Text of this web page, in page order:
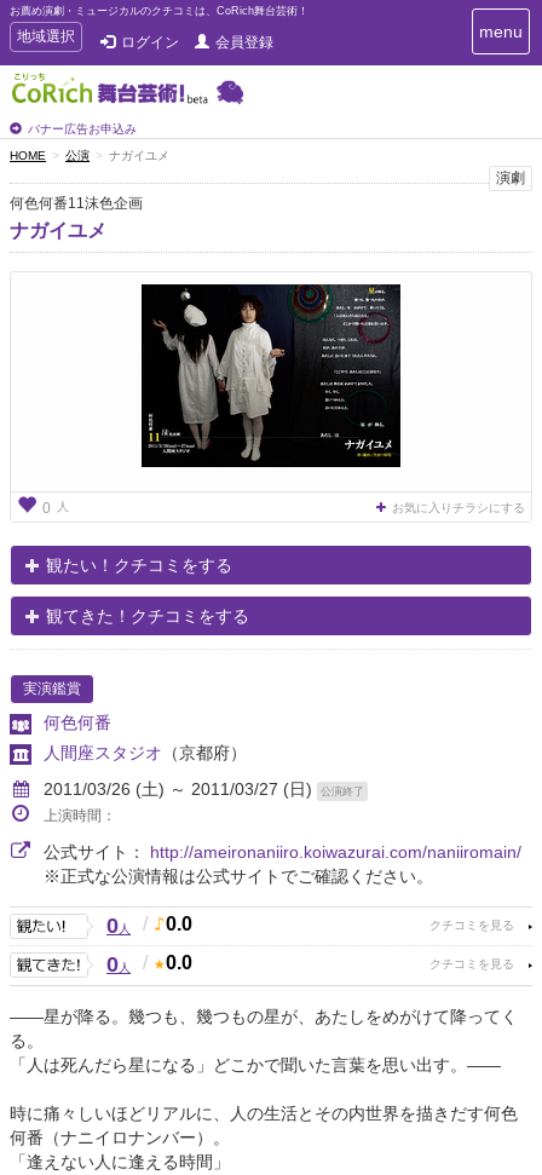
お薦め演劇・ミュージカルのクチコミは、CoRich舞台芸術！
T
o
g
g
e
n
a
v
i
g
地域選択 ログイン 会員登録
バナー広告お申込み
T
o
i
g
menu
HOME 公演 ナガイユメ
演劇
何色何番11沫色企画
ナガイユメ
0 人 お気に入りチラシにする
観たい！クチコミをする
観てきた！クチコミをする
実演鑑賞
何色何番
人間座スタジオ （京都府）
2011/03/26 (土) ～ 2011/03/27 (日)
公演終了
上演時間：
公式サイト： http://ameironaniiro.koiwazurai.com/naniiromain/
※正式な公演情報は公式サイトでご確認ください。
0人 / 0.0
0人 / 0.0
――星が降る。幾つも、幾つもの星が、あたしをめがけて降ってく
る。
「人は死んだら星になる」どこかで聞いた言葉を思い出す。――
時に痛々しいほどリアルに、人の生活とその内世界を描きだす何色
何番（ナニイロナンバー）。
「逢えない人に逢える時間」